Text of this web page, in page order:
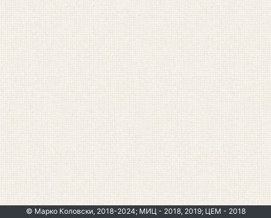
© Марко Коловски, 2018-2024; МИЦ - 2018, 2019; ЦЕМ - 2018